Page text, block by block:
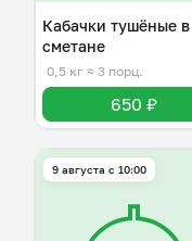
Кабачки тушёные в
сметане
0,5 кг ≈ 3 порц.
650 ₽
9 августа с 10:00